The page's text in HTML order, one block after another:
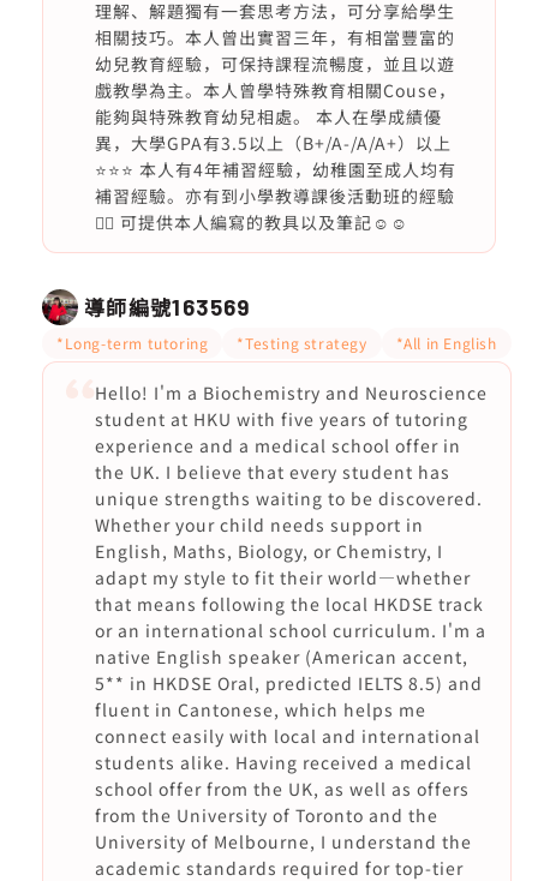
理解、解題獨有一套思考方法，可分享給學生
相關技巧。本人曾出實習三年，有相當豐富的
幼兒教育經驗，可保持課程流暢度，並且以遊
戲教學為主。本人曾學特殊教育相關Couse，
能夠與特殊教育幼兒相處。 本人在學成績優
異，大學GPA有3.5以上（B+/A-/A/A+）以上
⭐️⭐️⭐️ 本人有4年補習經驗，幼稚園至成人均有
補習經驗。亦有到小學教導課後活動班的經驗
👍🏻 可提供本人編寫的教具以及筆記☺️☺️
導師編號163569
*Long-term tutoring *Testing strategy *All in English
Hello! I'm a Biochemistry and Neuroscience
student at HKU with five years of tutoring
experience and a medical school offer in
the UK. I believe that every student has
unique strengths waiting to be discovered.
Whether your child needs support in
English, Maths, Biology, or Chemistry, I
adapt my style to fit their world—whether
that means following the local HKDSE track
or an international school curriculum. I'm a
native English speaker (American accent,
5** in HKDSE Oral, predicted IELTS 8.5) and
fluent in Cantonese, which helps me
connect easily with local and international
students alike. Having received a medical
school offer from the UK, as well as offers
from the University of Toronto and the
University of Melbourne, I understand the
academic standards required for top-tier